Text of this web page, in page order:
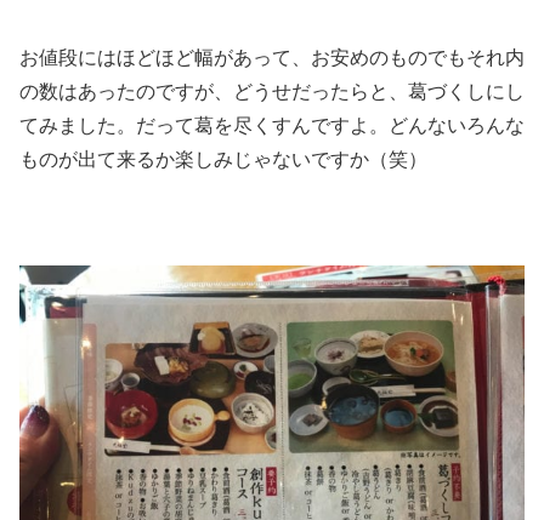
お値段にはほどほど幅があって、お安めのものでもそれ内
の数はあったのですが、どうせだったらと、葛づくしにし
てみました。だって葛を尽くすんですよ。どんないろんな
ものが出て来るか楽しみじゃないですか（笑）